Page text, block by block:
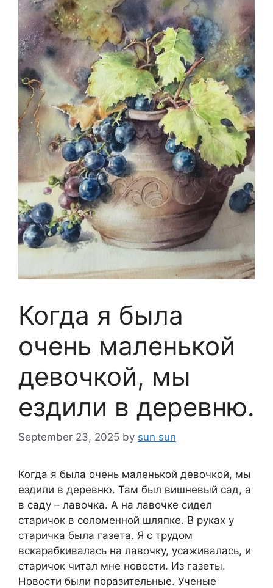
Когда я была
очень маленькой
девочкой, мы
ездили в деревню.
September 23, 2025 by sun sun
Когда я была очень маленькой девочкой, мы
ездили в деревню. Там был вишневый сад, а
в саду – лавочка. А на лавочке сидел
старичок в соломенной шляпке. В руках у
старичка была газета. Я с трудом
вскарабкивалась на лавочку, усаживалась, и
старичок читал мне новости. Из газеты.
Новости были поразительные. Ученые